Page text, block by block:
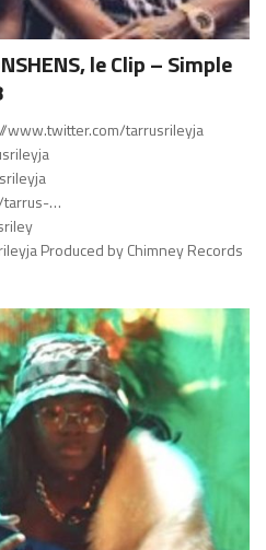
le Clip – Simple
www.twitter.com/tarrusrileyja
tarrus-…
Produced by Chimney Records